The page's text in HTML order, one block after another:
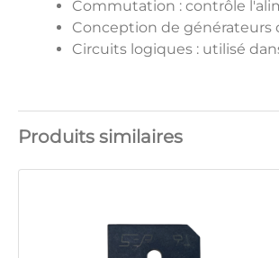
Commutation : contrôle
Conception de générateurs
Circuits logiques : utilisé
Produits similaires